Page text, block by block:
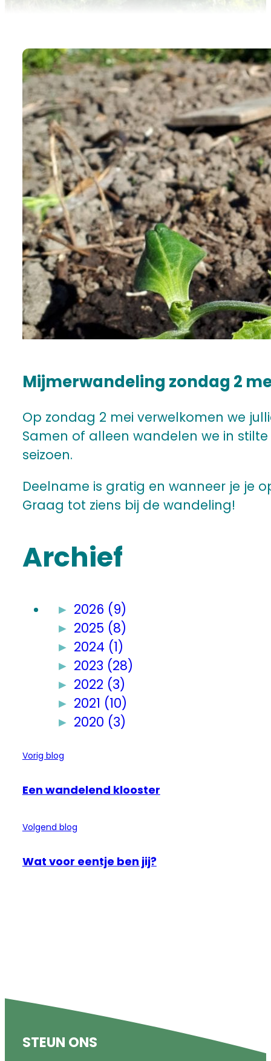
Mijmerwandeling zondag 2
Op zondag 2 mei verwelkomen we
Samen of alleen wandelen we in
seizoen.
Deelname is gratig en wanneer je je
Graag tot ziens bij de wandeling!
Archief
► 2026 (9)
► 2025 (8)
► 2024 (1)
► 2023 (28)
► 2022 (3)
► 2021 (10)
► 2020 (3)
Vorig blog
Een wandelend klooster
Volgend blog
Wat voor eentje ben jij?
STEUN ONS